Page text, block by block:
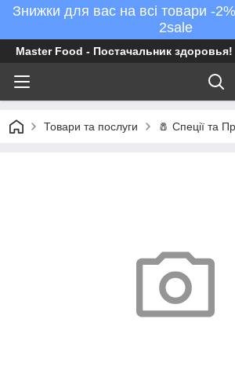
Знижки для вас на всі товари -
2sale
Master Food - Постачальник здоровья!
Товари та послуги 🧂 Спеції та